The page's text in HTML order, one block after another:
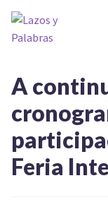
Ir
a
Ir
al
FORMACIÓN
NOVEDADES
EN LOS
A
Feria